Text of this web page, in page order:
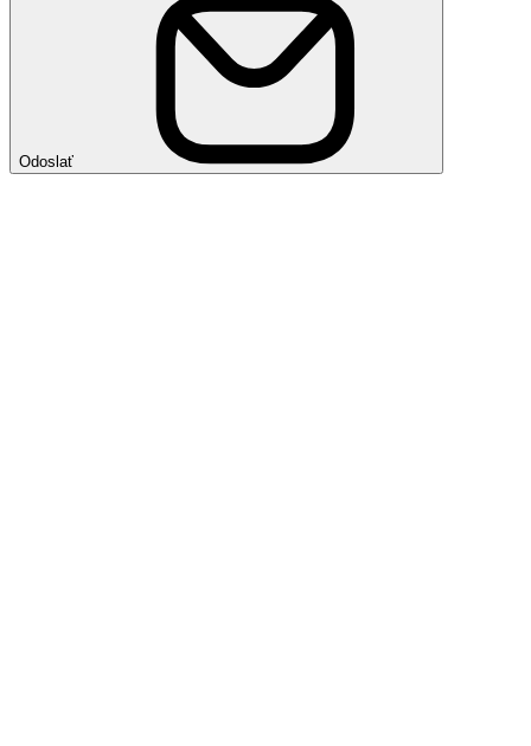
Odoslať